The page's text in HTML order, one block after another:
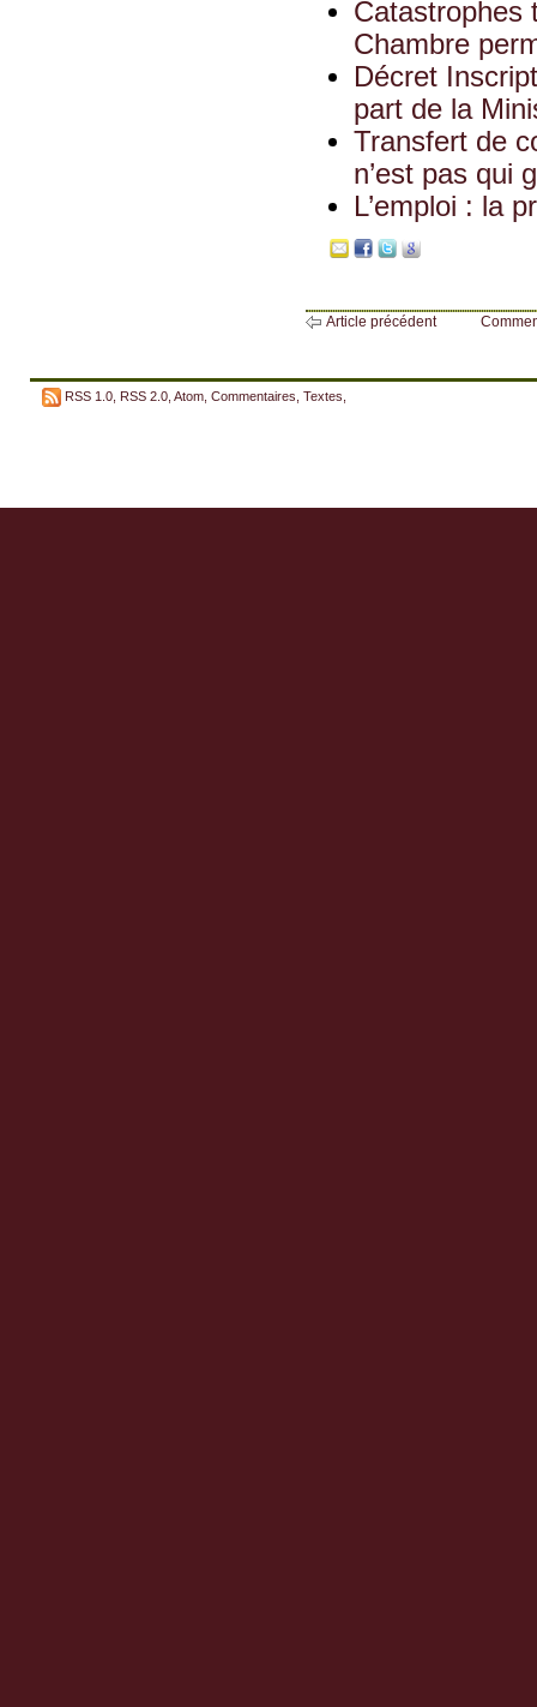
Catastrophes
Chambre
Décret
part de la
Transfert de
n’est pas qui
L’emploi : la
Article précédent
RSS 1.0 RSS 2.0 Atom Commentaires Textes